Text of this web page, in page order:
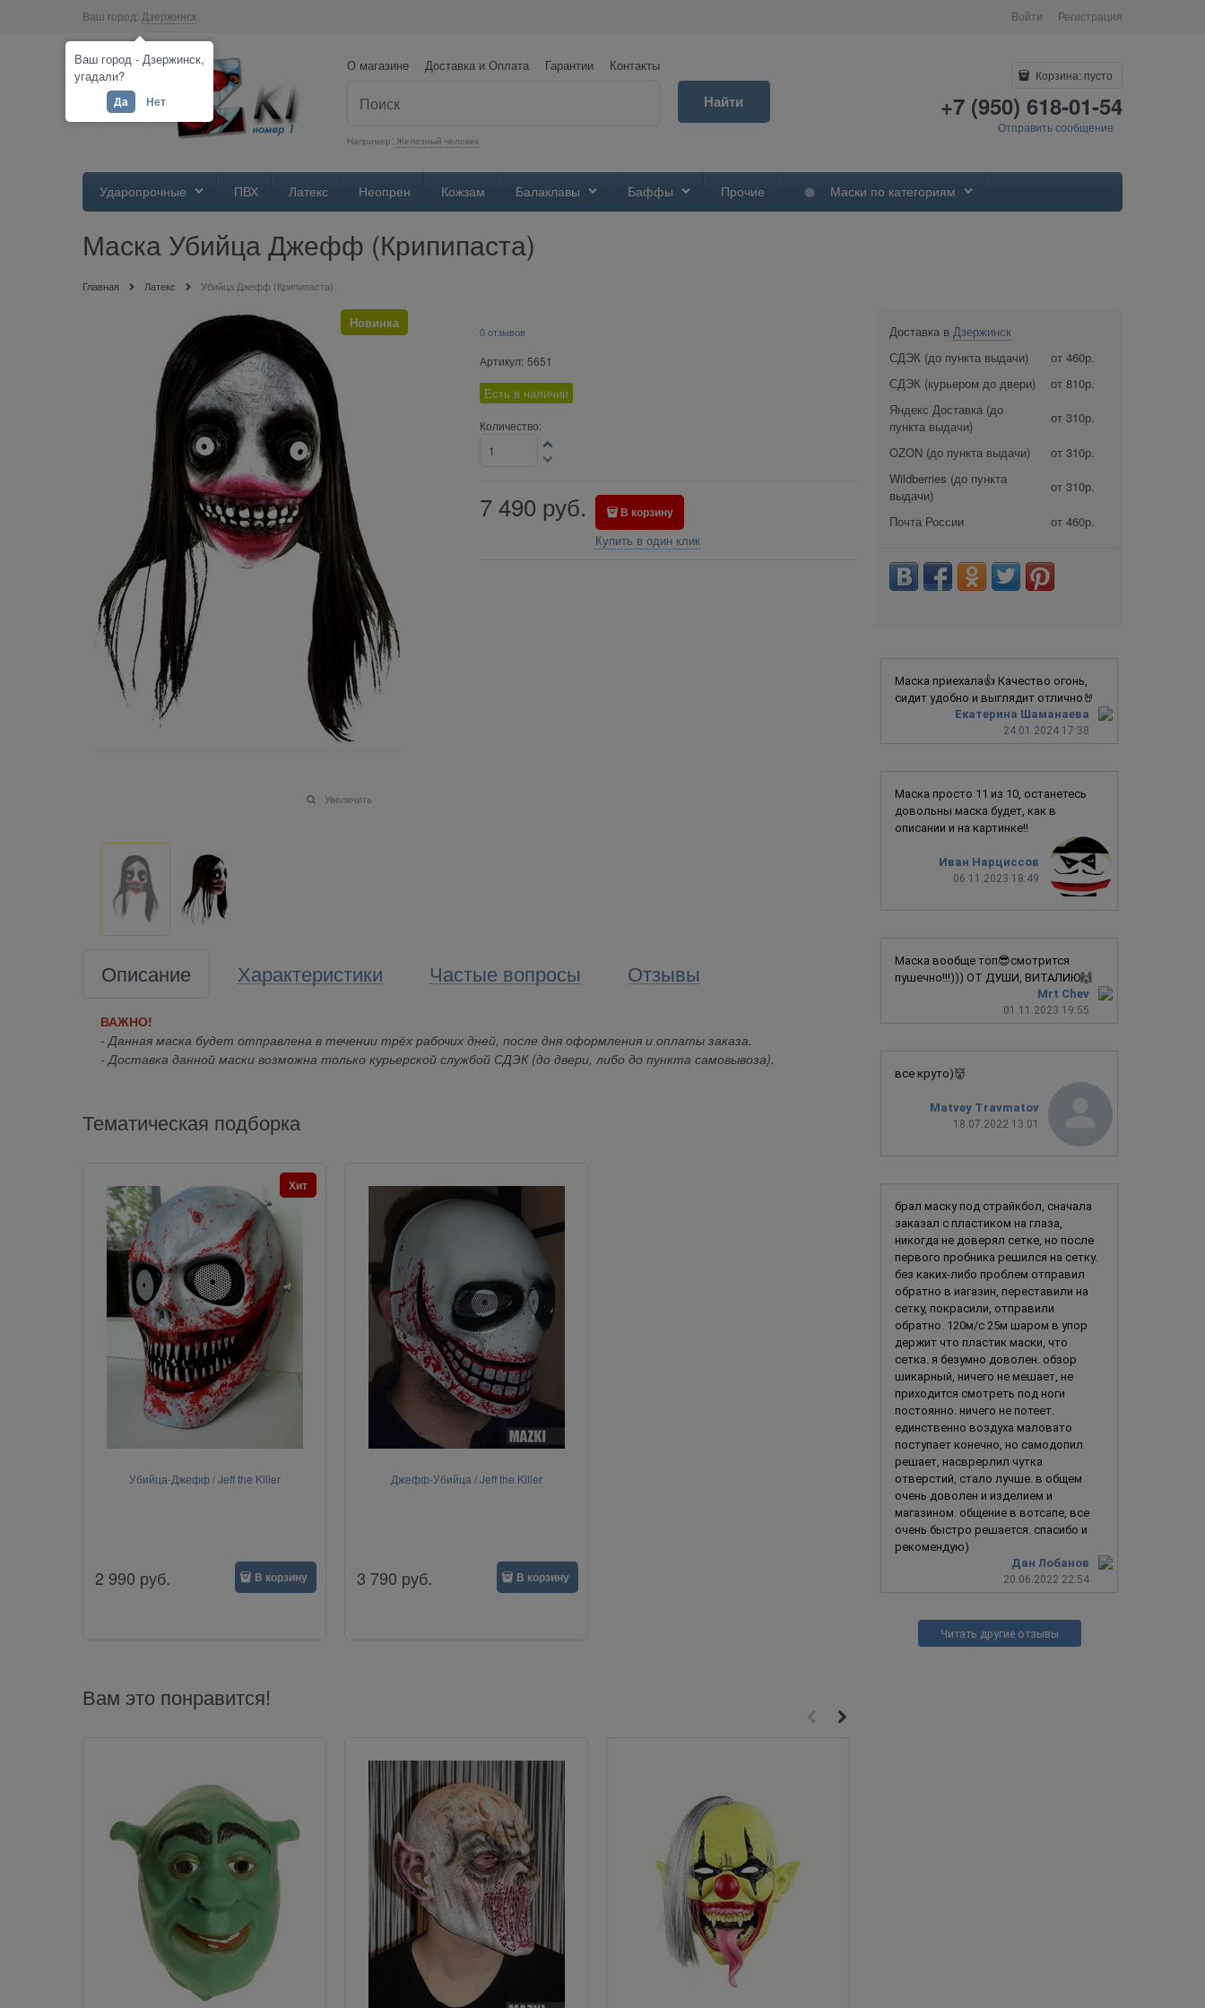
Ваш город: Дзержинск Войти Регистрация
О магазине Доставка и Оплата Гарантии Контакты
Например: Железный человек
Найти
Корзина: пусто
+7 (950) 618-01-54
Отправить сообщение
Ударопрочные ПВХ Латекс Неопрен Кожзам Балаклавы Баффы Прочие Маски по категориям
Маска Убийца Джефф (Крипипаста)
Главная Латекс Убийца Джефф (Крипипаста)
Новинка
Увеличить
0 отзывов
Артикул: 5651
Есть в наличии
Количество:
7 490 руб. В корзину
Купить в один клик
Описание Характеристики Частые вопросы Отзывы
ВАЖНО!
- Данная маска будет отправлена в течении трёх рабочих дней, после дня оформления и оплаты заказа.
- Доставка данной маски возможна только курьерской службой СДЭК (до двери, либо до пункта самовывоза).
Тематическая подборка
Убийца-Джефф / Jeff the Killer
Хит
2 990 руб. В корзину
Джефф-Убийца / Jeff the Killer
3 790 руб. В корзину
Вам это понравится!
Доставка в Дзержинск
СДЭК (до пункта выдачи)
от 460р.
СДЭК (курьером до двери)
от 810р.
Яндекс Доставка (до
пункта выдачи)
от 310р.
OZON (до пункта выдачи)
от 310р.
Wildberries (до пункта
выдачи)
от 310р.
Почта России от 460р.
Екатерина Шаманаева
24.01.2024 17:38
Маска приехала👍 Качество огонь,
сидит удобно и выглядит отлично🤘
Иван Нарциссов
06.11.2023 18:49
Маска просто 11 из 10, останетесь
довольны маска будет, как в
описании и на картинке!!
Mrt Chev
01.11.2023 19:55
Маска вообще топ😎смотрится
пушечно!!!))) ОТ ДУШИ, ВИТАЛИЮ🙌
Matvey Travmatov
18.07.2022 13:01
все круто)👹
Дан Лобанов
20.06.2022 22:54
брал маску под страйкбол, сначала
заказал с пластиком на глаза,
никогда не доверял сетке, но после
первого пробника решился на сетку.
без каких-либо проблем отправил
обратно в иагазин, переставили на
сетку, покрасили, отправили
обратно. 120м/с 25м шаром в упор
держит что пластик маски, что
сетка. я безумно доволен. обзор
шикарный, ничего не мешает, не
приходится смотреть под ноги
постоянно. ничего не потеет.
единственно воздуха маловато
поступает конечно, но самодопил
решает, насврерлил чутка
отверстий, стало лучше. в общем
очень доволен и изделием и
магазином. общение в вотсапе, все
очень быстро решается. спасибо и
рекомендую)
Читать другие отзывы
Ваш город - Дзержинск,
угадали?
Да Нет